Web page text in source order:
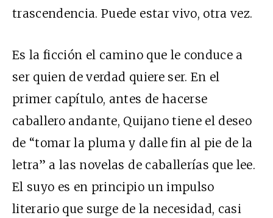
trascendencia. Puede estar vivo, otra vez.
Es la ficción el camino que le conduce a
ser quien de verdad quiere ser. En el
primer capítulo, antes de hacerse
caballero andante, Quijano tiene el deseo
de “tomar la pluma y dalle fin al pie de la
letra” a las novelas de caballerías que lee.
El suyo es en principio un impulso
literario que surge de la necesidad, casi